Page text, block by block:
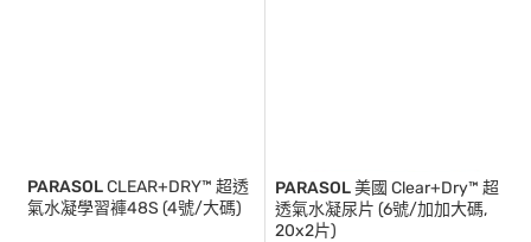
PARASOLCLEAR+DRY™ 超透
氣水凝學習褲48S (4號/大碼)
PARASOL美國 Clear+Dry™ 超
透氣水凝尿片 (6號/加加大碼,
20x2片)